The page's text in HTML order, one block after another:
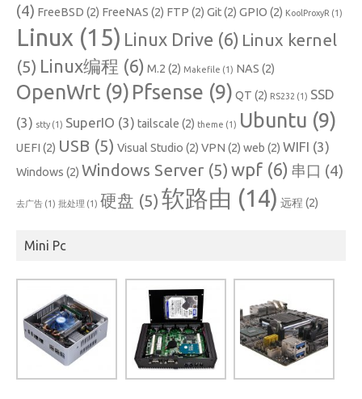
(4) FreeBSD (2) FreeNAS (2) FTP (2) Git(2) GPIO (2) KoolProxyR (1)
Linux (15) Linux Drive (6) Linux kernel
(5) Linux编程 (6) M.2 (2) Makefile (1) NAS (2)
OpenWrt (9) Pfsense (9) QT (2) RS232 (1) SSD
(3) stty (1) SuperIO (3) tailscale (2) theme (1) Ubuntu (9)
UEFI (2) USB (5) Visual Studio (2) VPN (2) web (2) WIFI (3)
Windows (2) Windows Server (5) wpf (6) 串口 (4)
去广告 (1) 批处理 (1) 硬盘 (5) 软路由 (14) 远程 (2)
Mini Pc